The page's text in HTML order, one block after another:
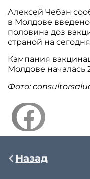
Алексей Чебан
в Молдове
половина доз
страной на
Кампания
Молдове началась
Фото:
Назад